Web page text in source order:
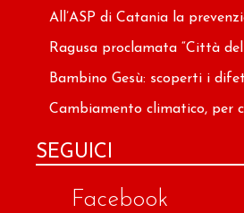
All’ASP di Catania la
Ragusa proclamata “Città
Bambino Gesù: scoperti i
Cambiamento climatico, per
SEGUICI
Facebook